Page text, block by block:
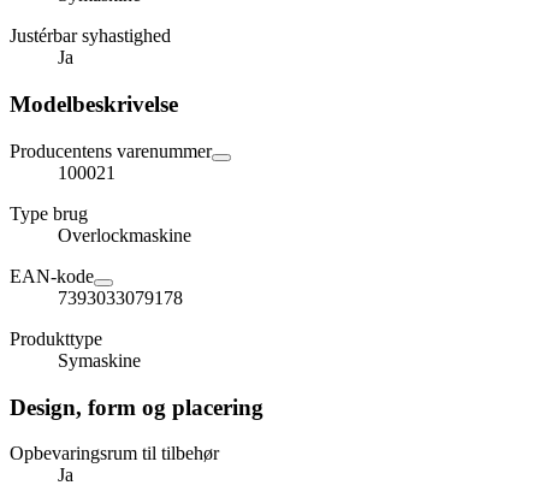
Justérbar syhastighed
Ja
Modelbeskrivelse
Producentens varenummer
100021
Type brug
Overlockmaskine
EAN-kode
7393033079178
Produkttype
Symaskine
Design, form og placering
Opbevaringsrum til tilbehør
Ja